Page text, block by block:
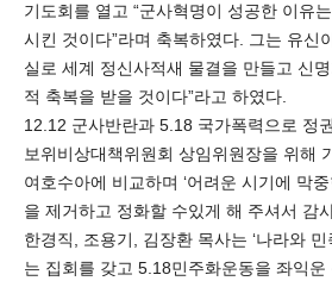
기도회를 열고 “군사혁명이 성공한 이유
시킨 것이다”라며 축복하였다. 그는 유신
실로 세계 정신사적새 물결을 만들고 신
적 축복을 받을 것이다”라고 하였다.
12.12 군사반란과 5.18 국가폭력으로 정
보위비상대책위원회 상임위원장을 위해
여호수아에 비교하며 ‘어려운 시기에 막
을 제거하고 정화할 수있게 해 주셔서 감
한경직, 조용기, 김장환 목사는 ‘나라와
는 집회를 갖고 5.18민주화운동을 좌익